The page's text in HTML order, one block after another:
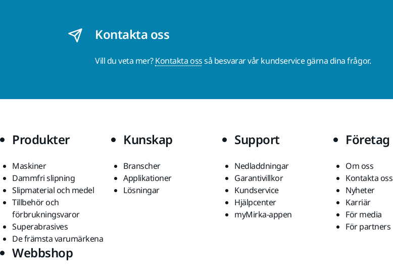
Kontakta oss
Vill du veta mer?Kontakta ossså besvarar vår kundservice gärna dina frågor.
Produkter
Maskiner
Dammfri slipning
Slipmaterial och medel
Tillbehör och
förbrukningsvaror
Superabrasives
De främsta varumärkena
Kunskap
Branscher
Applikationer
Lösningar
Support
Nedladdningar
Garantivillkor
Kundservice
Hjälpcenter
myMirka-appen
Företag
Om oss
Kontakta oss
Nyheter
Karriär
För media
För partners
Webbshop